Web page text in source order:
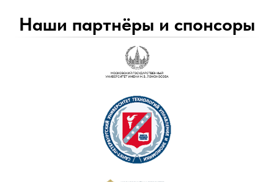
Наши партнёры и спонсоры